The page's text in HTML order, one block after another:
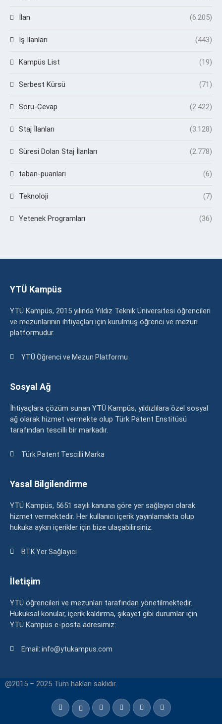
İlan (6.205)
İş İlanları (443)
Kampüs List (19)
Serbest Kürsü (71)
Soru-Cevap (2.422)
Staj İlanları (3.128)
Süresi Dolan Staj İlanları (2.778)
taban-puanlari (6)
Teknoloji (7)
Yetenek Programları (36)
YTÜ Kampüs
YTÜ Kampüs, 2015 yılında Yıldız Teknik Üniversitesi öğrencileri
ve mezunlarının ihtiyaçları için kurulmuş öğrenci ve mezun
platformudur.
YTÜ Öğrenci ve Mezun Platformu
Sosyal Ağ
İhtiyaçlara çözüm sunan YTÜ Kampüs, yıldızlılara özel sosyal
ağ olarak hizmet vermekte olup Türk Patent Enstitüsü
tarafından tescilli bir markadır.
Türk Patent Tescilli Marka
Yasal Bilgilendirme
YTÜ Kampüs, 5651 sayılı kanuna göre yer sağlayıcı olarak
hizmet vermektedir. Her kullanıcı içerik yayınlamakta olup
hukuka aykırı içerikler için bize ulaşabilirsiniz.
BTK Yer Sağlayıcı
İletişim
YTÜ öğrencileri ve mezunları tarafından yönetilmektedir.
Hukuksal konular, içerik kaldırma, şikayet gibi durumlar için
YTÜ Kampüs e-posta adresimiz:
Email: info@ytukampus.com
@2015 – 2025 Tüm hakları saklıdır.